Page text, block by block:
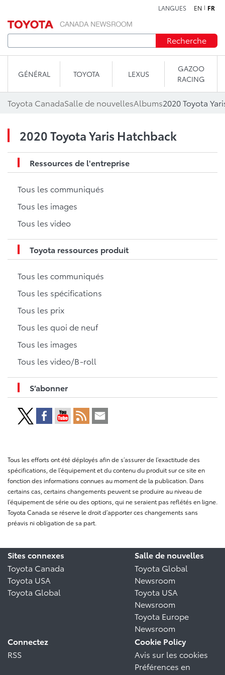
LANGUES EN FR
Recherche
GÉNÉRAL TOYOTA LEXUS
GAZOO
RACING
Toyota CanadaSalle de nouvellesAlbums2020 Toyota
2020 Toyota Yaris Hatchback
Ressources de l'entreprise
Tous les communiqués
Tous les images
Tous les video
Toyota ressources produit
Tous les communiqués
Tous les spécifications
Tous les prix
Tous les quoi de neuf
Tous les images
Tous les video/B-roll
S’abonner
Tous les efforts ont été déployés afin de s’assurer de l’exactitude des
spécifications, de l’équipement et du contenu du produit sur ce site en
fonction des informations connues au moment de la publication. Dans
certains cas, certains changements peuvent se produire au niveau de
l’équipement de série ou des options, qui ne seraient pas reflétés en ligne.
Toyota Canada se réserve le droit d’apporter ces changements sans
préavis ni obligation de sa part.
Sites connexes
Toyota Canada
Toyota USA
Toyota Global
Salle de nouvelles
Toyota Global
Newsroom
Toyota USA
Newsroom
Toyota Europe
Newsroom
Connectez
RSS
Cookie Policy
Avis sur les cookies
Préférences en